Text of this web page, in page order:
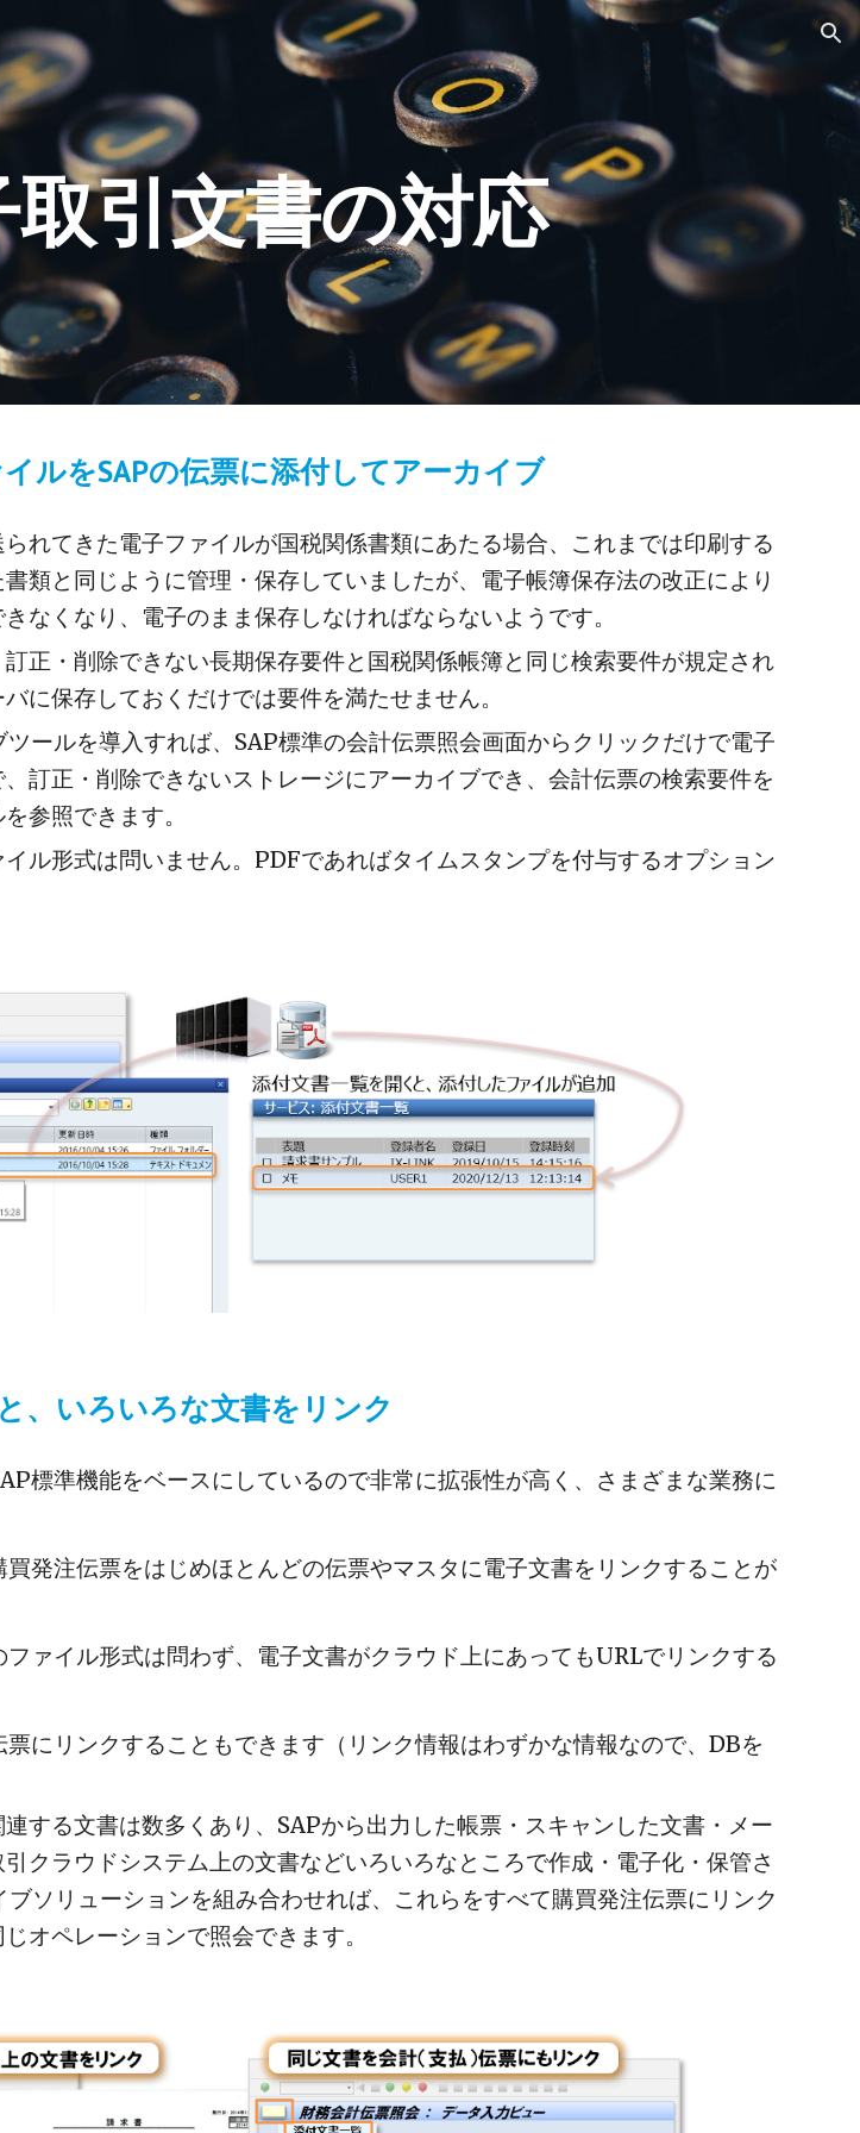
Skip to navigation
引文書の対応
ルをSAPの伝票に添付してアーカイブ
れてきた電子ファイルが国税関係書類にあたる場合、これまでは印刷する
類と同じように管理・保存していましたが、電子帳簿保存法の改正により
なくなり、電子のまま保存しなければならないようです。
正・削除できない長期保存要件と国税関係帳簿と同じ検索要件が規定され
に保存しておくだけでは要件を満たせません。
ールを導入すれば、SAP標準の会計伝票照会画面からクリックだけで電子
訂正・削除できないストレージにアーカイブでき、会計伝票の検索要件を
参照できます。
ル形式は問いません。PDFであればタイムスタンプを付与するオプション
、いろいろな文書をリンク
標準機能をベースにしているので非常に拡張性が高く、さまざまな業務に
発注伝票をはじめほとんどの伝票やマスタに電子文書をリンクすることが
ァイル形式は問わず、電子文書がクラウド上にあってもURLでリンクする
にリンクすることもできます（リンク情報はわずかな情報なので、DBを
する文書は数多くあり、SAPから出力した帳票・スキャンした文書・メー
クラウドシステム上の文書などいろいろなところで作成・電子化・保管さ
ソリューションを組み合わせれば、これらをすべて購買発注伝票にリンク
オペレーションで照会できます。